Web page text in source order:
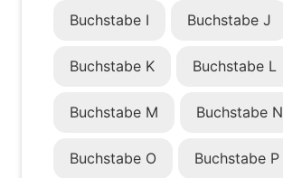
Buchstabe I Buchstabe J
Buchstabe K Buchstabe L
Buchstabe M Buchstabe N
Buchstabe O Buchstabe P